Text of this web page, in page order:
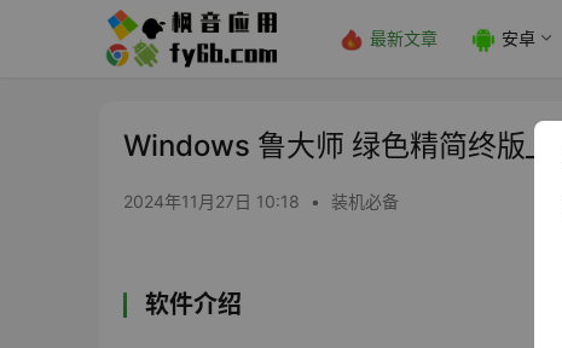
最新文章 安卓
Windows 鲁大师 绿色精简终版
2024年11月27日 10:18 • 装机必备
软件介绍